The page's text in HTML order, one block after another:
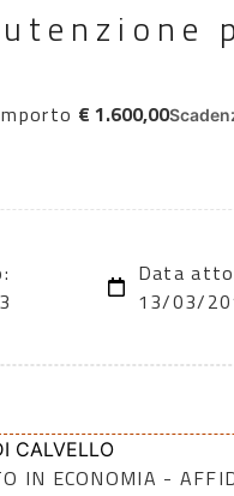
€ 1.600,00
Data
13/03/
CALVELLO
IN ECONOMIA -